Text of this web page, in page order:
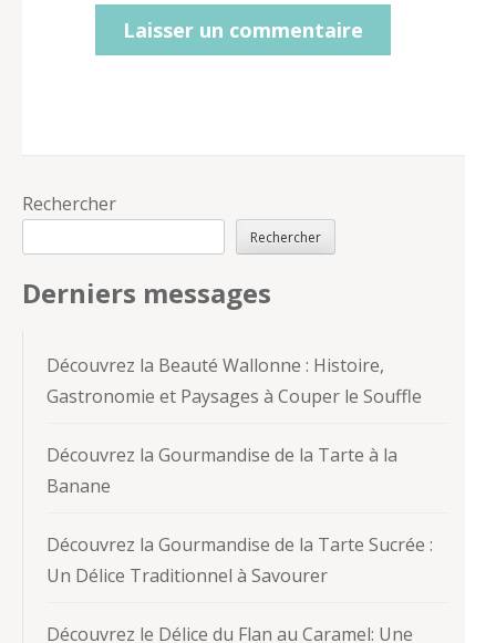
Rechercher
Rechercher
Derniers messages
Découvrez la Beauté Wallonne : Histoire,
Gastronomie et Paysages à Couper le Souffle
Découvrez la Gourmandise de la Tarte à la
Banane
Découvrez la Gourmandise de la Tarte Sucrée :
Un Délice Traditionnel à Savourer
Découvrez le Délice du Flan au Caramel: Une